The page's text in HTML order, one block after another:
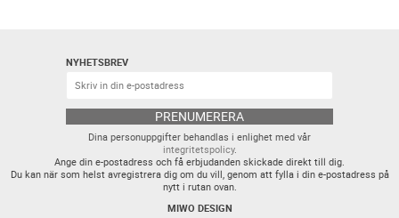
NYHETSBREV
PRENUMERERA
Dina personuppgifter behandlas i enlighet med vår
integritetspolicy.
Ange din e-postadress och få erbjudanden skickade direkt till dig.
Du kan när som helst avregistrera dig om du vill, genom att fylla i din e-postadress på
nytt i rutan ovan.
MIWO DESIGN